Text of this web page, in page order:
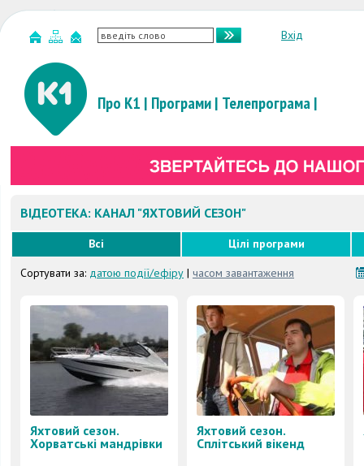
Вхід
Про К1 | Програми| Телепрограма|
ВІДЕОТЕКА: КАНАЛ "ЯХТОВИЙ СЕЗОН"
Всі
Цілі програми
Сортувати за: датою події/ефіру | часом завантаження
Яхтовий сезон.
Хорватські мандрівки
Яхтовий сезон.
Сплітський вікенд